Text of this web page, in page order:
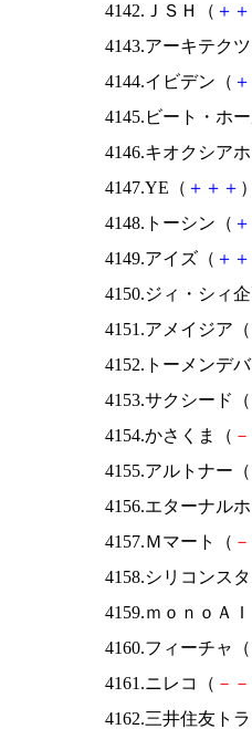
4142.ＪＳＨ（ ＋ ＋
4143.アーキテク
4144.イビデン（ ＋
4145.ビート・ホ
4146.キオクシア
4147.YE（ ＋ ＋ ＋
4148.トーシン（ ＋
4149.アイズ（ ＋ ＋
4150.ジィ・シィ
4151.アメイジア（
4152.トーメンデ
4153.サクシード（
4154.かさくま（ －
4155.アルトナー（
4156.エターナル
4157.Ｍマート（ －
4158.シリコンス
4159.ｍｏｎｏＡ
4160.フィーチャ（
4161.ニレコ（ － －
4162.三井住友ト